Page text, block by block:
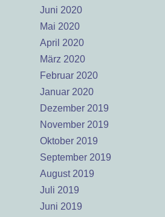
Juni 2020
Mai 2020
April 2020
März 2020
Februar 2020
Januar 2020
Dezember 2019
November 2019
Oktober 2019
September 2019
August 2019
Juli 2019
Juni 2019